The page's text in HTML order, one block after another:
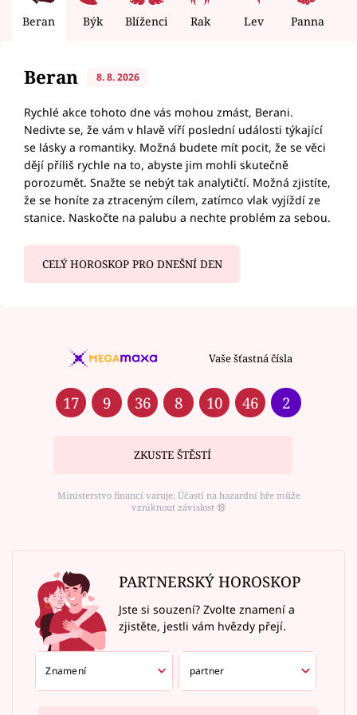
Beran Býk Blíženci Rak Lev Panna
Beran 8. 8. 2026
Rychlé akce tohoto dne vás mohou zmást, Berani.
Nedivte se, že vám v hlavě víří poslední události týkající
se lásky a romantiky. Možná budete mít pocit, že se věci
dějí příliš rychle na to, abyste jim mohli skutečně
porozumět. Snažte se nebýt tak analytičtí. Možná zjistíte,
že se honíte za ztraceným cílem, zatímco vlak vyjíždí ze
stanice. Naskočte na palubu a nechte problém za sebou.
CELÝ HOROSKOP PRO DNEŠNÍ DEN
Vaše šťastná čísla
17 9 36 8 10 46 2
ZKUSTE ŠTĚSTÍ
Ministerstvo financí varuje: Účastí na hazardní hře může
vzniknout závislost ⑱
PARTNERSKÝ HOROSKOP
Jste si souzení? Zvolte znamení a
zjistěte, jestli vám hvězdy přejí.